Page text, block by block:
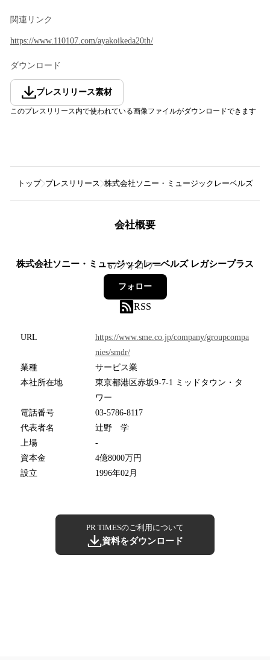
関連リンク
https://www.110107.com/ayakoikeda20th/
ダウンロード
プレスリリース素材
このプレスリリース内で使われている画像ファイルがダウンロードできます
トップ プレスリリース 株式会社ソニー・ミュージックレーベルズ レ
会社概要
株式会社ソニー・ミュージックレーベルズ レガシープラス
67フォロワー
フォロー
RSS
URL
https://www.sme.co.jp/company/groupcompa
nies/smdr/
業種
サービス業
本社所在地
東京都港区赤坂9-7-1 ミッドタウン・タ
ワー
電話番号
03-5786-8117
代表者名
辻野 学
上場
-
資本金
4億8000万円
設立
1996年02月
PR TIMESのご利用について
資料をダウンロード